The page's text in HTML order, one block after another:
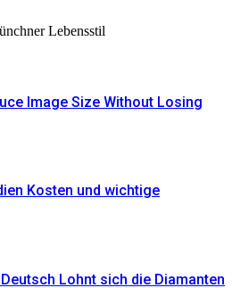
Image Size Without Losing
Kosten und wichtige
Lohnt sich die Diamanten